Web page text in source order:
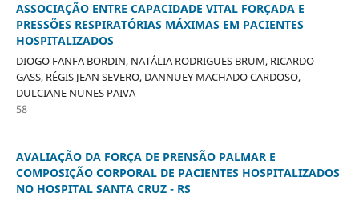
ASSOCIAÇÃO ENTRE CAPACIDADE VITAL FORÇADA E
PRESSÕES RESPIRATÓRIAS MÁXIMAS EM PACIENTES
HOSPITALIZADOS
DIOGO FANFA BORDIN, NATÁLIA RODRIGUES BRUM, RICARDO
GASS, RÉGIS JEAN SEVERO, DANNUEY MACHADO CARDOSO,
DULCIANE NUNES PAIVA
58
AVALIAÇÃO DA FORÇA DE PRENSÃO PALMAR E
COMPOSIÇÃO CORPORAL DE PACIENTES HOSPITALIZADOS
NO HOSPITAL SANTA CRUZ - RS